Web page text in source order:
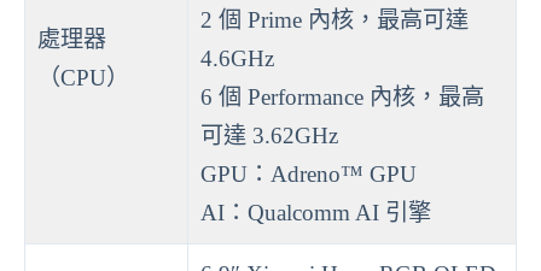
處理器
（CPU）
2 個 Prime 內核，最高可達
4.6GHz
6 個 Performance 內核，最高
可達 3.62GHz
GPU：Adreno™ GPU
AI：Qualcomm AI 引擎